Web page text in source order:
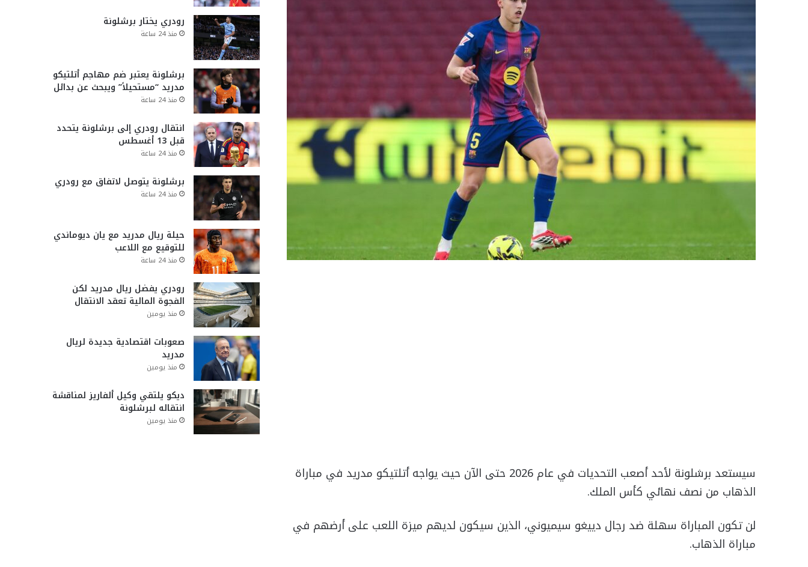
سيستعد برشلونة لأحد أصعب التحديات في عام 2026 حتى الآن حيث يواجه أتلتيكو مدريد في مباراة
الذهاب من نصف نهائي كأس الملك.
لن تكون المباراة سهلة ضد رجال دييغو سيميوني، الذين سيكون لديهم ميزة اللعب على أرضهم في
مباراة الذهاب.
رودري يختار برشلونة
منذ 24 ساعة
برشلونة يعتبر ضم مهاجم أتلتيكو
مدريد “مستحيلاً” ويبحث عن بدائل
منذ 24 ساعة
انتقال رودري إلى برشلونة يتحدد
قبل 13 أغسطس
منذ 24 ساعة
برشلونة يتوصل لاتفاق مع رودري
منذ 24 ساعة
حيلة ريال مدريد مع يان ديوماندي
للتوقيع مع اللاعب
منذ 24 ساعة
رودري يفضل ريال مدريد لكن
الفجوة المالية تعقد الانتقال
منذ يومين
صعوبات اقتصادية جديدة لريال
مدريد
منذ يومين
ديكو يلتقي وكيل ألفاريز لمناقشة
انتقاله لبرشلونة
منذ يومين